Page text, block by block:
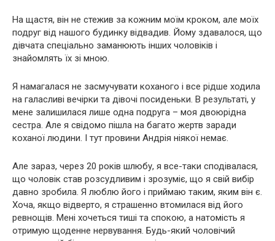
На щастя, він не стежив за кожним моїм кроком, але моїх
подруг від нашого будинку відвадив. Йому здавалося, що
дівчата спеціально заманюють інших чоловіків і
знайомлять їх зі мною.
Я намагалася не засмучувати коханого і все рідше ходила
на галасливі вечірки та дівочі посиденьки. В результаті, у
мене залишилася лише одна подруга – моя двоюрідна
сестра. Але я свідомо пішла на багато жертв заради
коханої людини. І тут провини Андрія ніякої немає.
Але зараз, через 20 років шлюбу, я все-таки сподівалася,
що чоловік став розсудливим і зрозуміє, що я свій вибір
давно зробила. Я люблю його і приймаю таким, яким він є.
Хоча, якщо відверто, я страшенно втомилася від його
ревнощів. Мені хочеться тиші та спокою, а натомість я
отримую щоденне нервування. Будь-який чоловічий